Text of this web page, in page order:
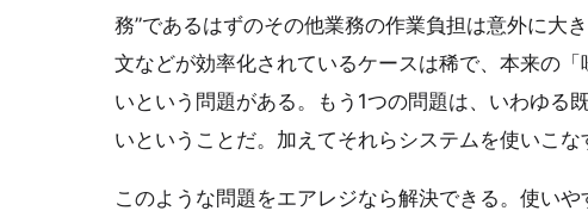
務”であるはずのその他業務の作業負担は意外に大
文などが効率化されているケースは稀で、本来の
いという問題がある。もう1つの問題は、いわゆる
いということだ。加えてそれらシステムを使いこな
このような問題をエアレジなら解決できる。使い